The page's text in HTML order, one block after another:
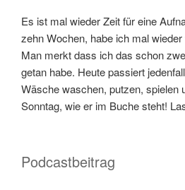
Es ist mal wieder Zeit für eine
zehn Wochen, habe ich mal
Man merkt dass ich das schon
getan habe. Heute passiert
Wäsche waschen, putzen, spielen
Sonntag, wie er im Buche steht!
Podcastbeitrag